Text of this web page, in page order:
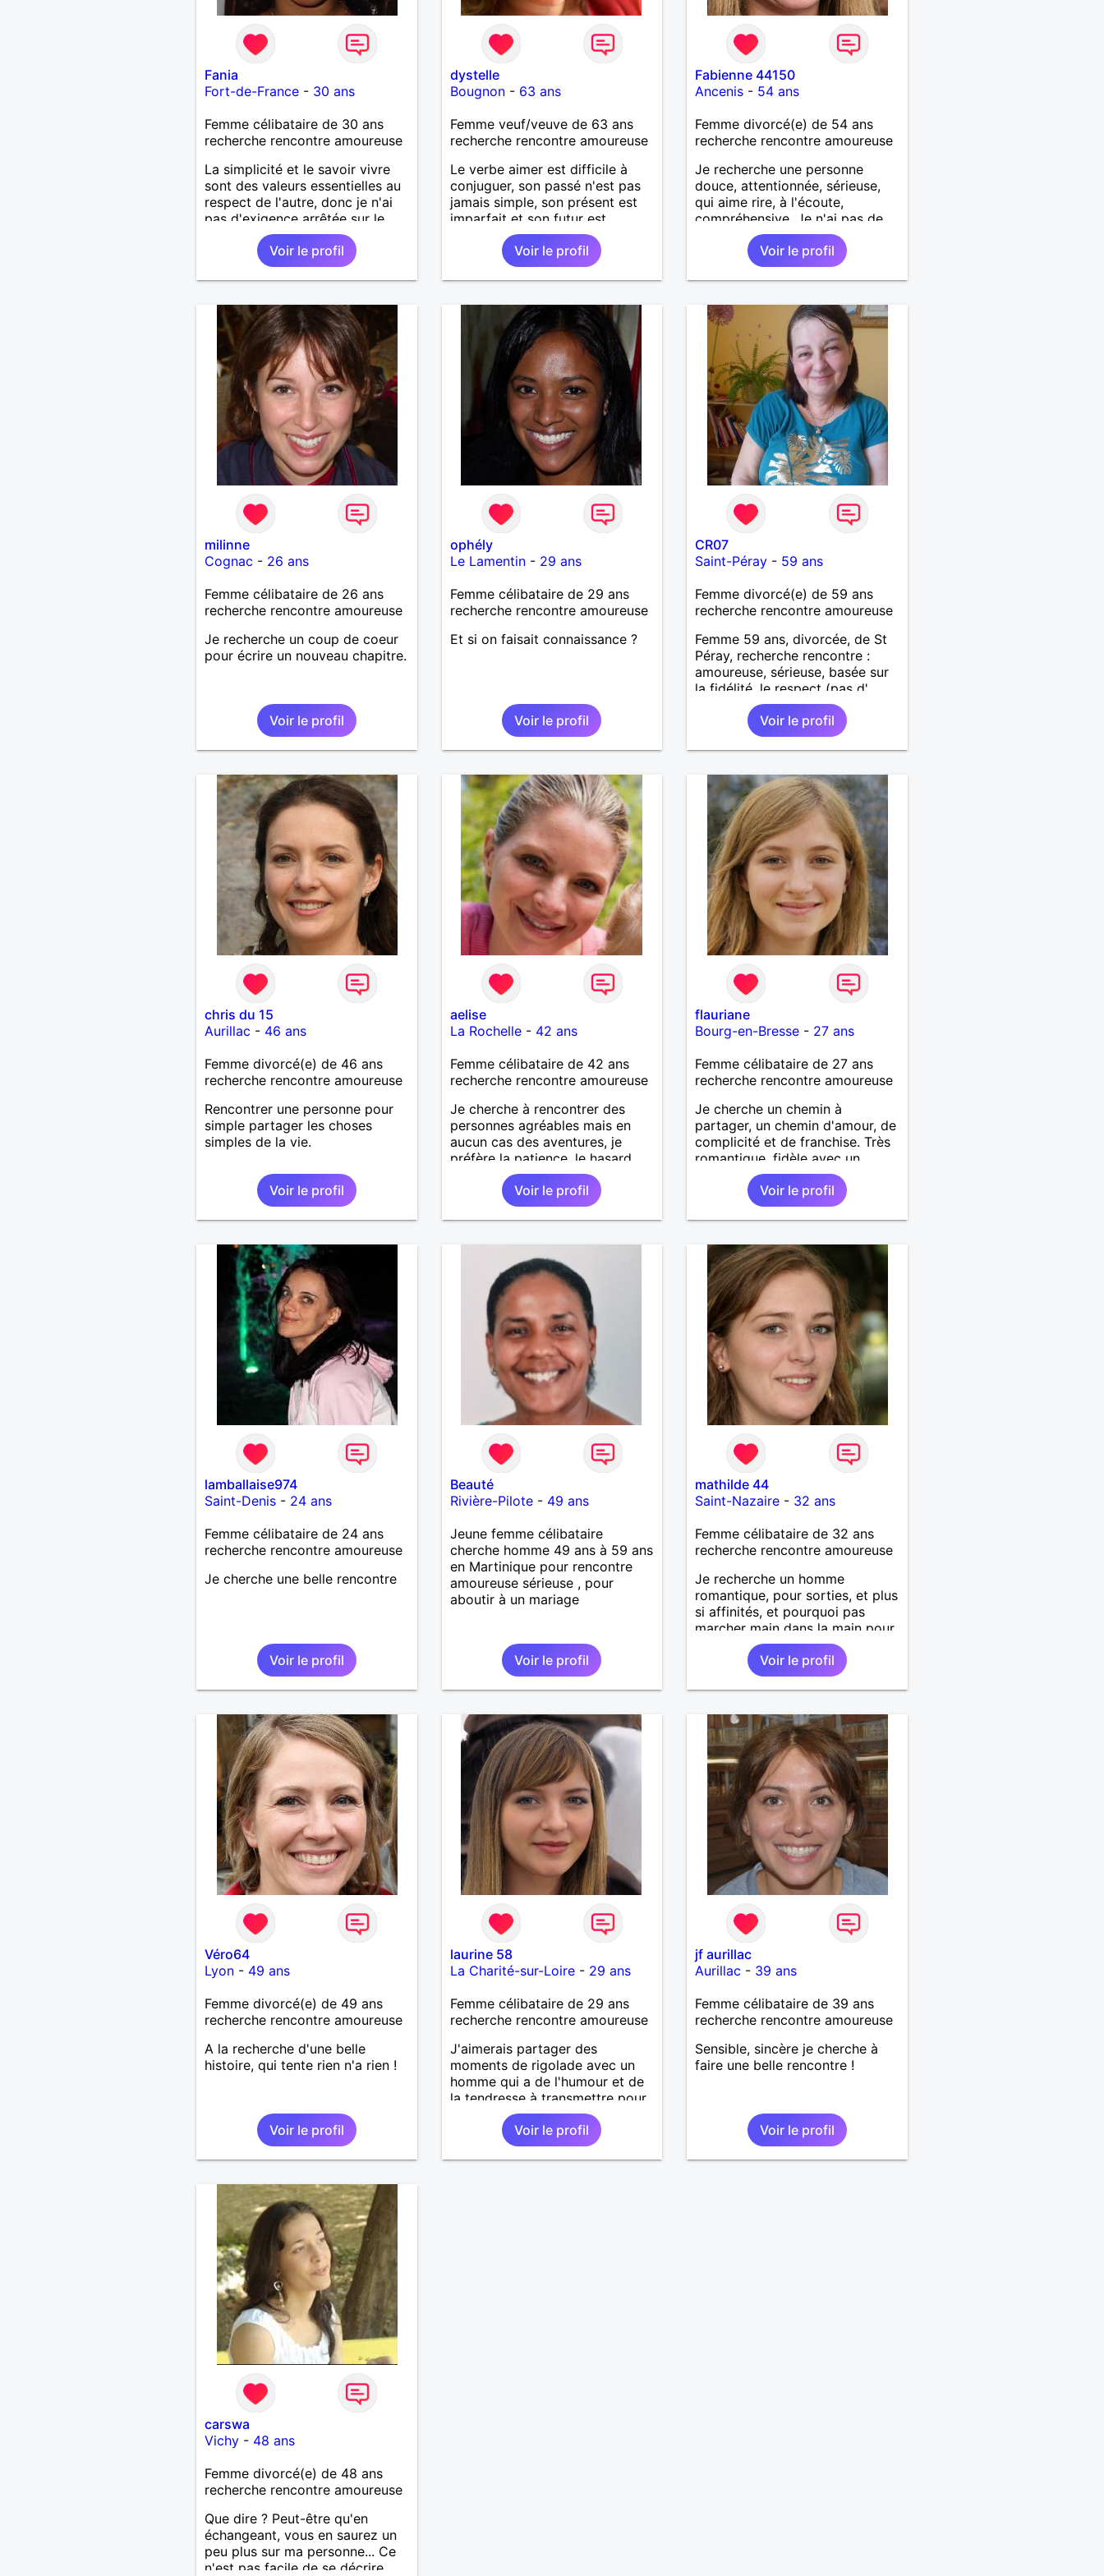
Fania
Fort-de-France- 30 ans
Femme célibataire de 30 ans
recherche rencontre amoureuse
La simplicité et le savoir vivre
sont des valeurs essentielles au
respect de l'autre, donc je n'ai
pas d'exigence arrêtée sur le
plan physique de mon côté.
Voir le profil
dystelle
Bougnon- 63 ans
Femme veuf/veuve de 63 ans
recherche rencontre amoureuse
Le verbe aimer est difficile à
conjuguer, son passé n'est pas
jamais simple, son présent est
imparfait et son futur est
conditionnel.
Voir le profil
Fabienne 44150
Ancenis - 54 ans
Femme divorcé(e) de 54 ans
recherche rencontre amoureuse
Je recherche une personne
douce, attentionnée, sérieuse,
qui aime rire, à l'écoute,
compréhensive. Je n'ai pas de
préférence physique
particulière, ni de moyenne
d'age, tout est question de
feeling.
Voir le profil
milinne
Cognac - 26 ans
Femme célibataire de 26 ans
recherche rencontre amoureuse
Je recherche un coup de coeur
pour écrire un nouveau chapitre.
Voir le profil
ophély
Le Lamentin- 29 ans
Femme célibataire de 29 ans
recherche rencontre amoureuse
Et si on faisait connaissance ?
Voir le profil
CR07
Saint-Péray - 59 ans
Femme divorcé(e) de 59 ans
recherche rencontre amoureuse
Femme 59 ans, divorcée, de St
Péray, recherche rencontre :
amoureuse, sérieuse, basée sur
la fidélité, le respect (pas d'
aventure d'un soir). Rien ne vaut
une rencontre après quelques
échanges par messages pour
savoir si il y a un feeling entre
Au plaisir de se découvrir...
Voir le profil
chris du 15
Aurillac - 46 ans
Femme divorcé(e) de 46 ans
recherche rencontre amoureuse
Rencontrer une personne pour
simple partager les choses
simples de la vie.
Voir le profil
aelise
La Rochelle- 42 ans
Femme célibataire de 42 ans
recherche rencontre amoureuse
Je cherche à rencontrer des
personnes agréables mais en
aucun cas des aventures, je
préfère la patience, le hasard
fait si bien les choses, puis
quelqu'un aimant si possible.
Voir le profil
flauriane
Bourg-en-Bresse - 27 ans
Femme célibataire de 27 ans
recherche rencontre amoureuse
Je cherche un chemin à
partager, un chemin d'amour, de
complicité et de franchise. Très
romantique, fidèle avec un
grand coeur, beaucoup de
tendresse et de douceur à
Voir le profil
lamballaise974
Saint-Denis- 24 ans
Femme célibataire de 24 ans
recherche rencontre amoureuse
Je cherche une belle rencontre
Voir le profil
Beauté
Rivière-Pilote- 49 ans
Jeune femme célibataire
cherche homme 49 ans à 59 ans
en Martinique pour rencontre
amoureuse sérieuse , pour
aboutir à un mariage
Voir le profil
mathilde 44
Saint-Nazaire - 32 ans
Femme célibataire de 32 ans
recherche rencontre amoureuse
Je recherche un homme
romantique, pour sorties, et plus
si affinités, et pourquoi pas
marcher main dans la main pour
faire un bout de chemin
ensemble.
Voir le profil
Véro64
Lyon- 49 ans
Femme divorcé(e) de 49 ans
recherche rencontre amoureuse
A la recherche d'une belle
histoire, qui tente rien n'a rien !
Voir le profil
laurine 58
La Charité-sur-Loire- 29 ans
Femme célibataire de 29 ans
recherche rencontre amoureuse
J'aimerais partager des
moments de rigolade avec un
homme qui a de l'humour et de
la tendresse à transmettre pour
rencontre amicale ou plus.
J'aime les personnes qui ont une
douce folie en eux, un brin de
réserve.
Voir le profil
jf aurillac
Aurillac - 39 ans
Femme célibataire de 39 ans
recherche rencontre amoureuse
Sensible, sincère je cherche à
faire une belle rencontre !
Voir le profil
carswa
Vichy- 48 ans
Femme divorcé(e) de 48 ans
recherche rencontre amoureuse
Que dire ? Peut-être qu'en
échangeant, vous en saurez un
peu plus sur ma personne... Ce
n'est pas facile de se décrire